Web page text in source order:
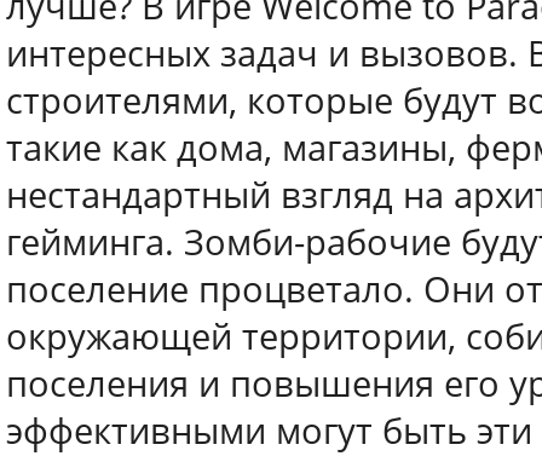
интересных задач и
строителями, которые будут
такие как дома, магазины,
нестандартный взгляд на
гейминга. Зомби-рабочие
поселение процветало. Они
окружающей территории,
поселения и повышения его
эффективными могут быть